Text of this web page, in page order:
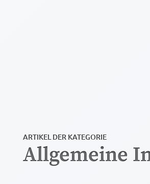
ARTIKEL DER KATEGORIE
Allgemeine